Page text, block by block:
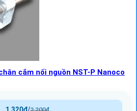
cắm nối nguồn NST-P Nanoco